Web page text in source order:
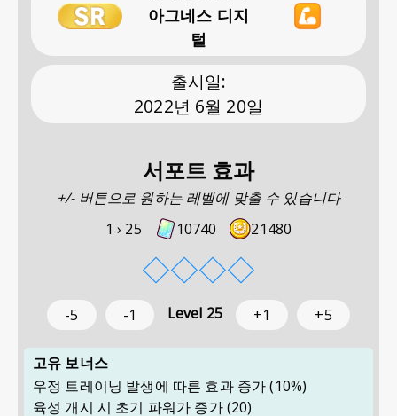
아그네스 디지
털
출시일:
2022년 6월 20일
서포트 효과
+/- 버튼으로 원하는 레벨에 맞출 수 있습니다
1 › 25 10740 21480
◇◇◇◇
-5 -1 Level 25 +1 +5
고유 보너스
우정 트레이닝 발생에 따른 효과 증가(10%)
육성 개시 시 초기 파워가 증가(20)